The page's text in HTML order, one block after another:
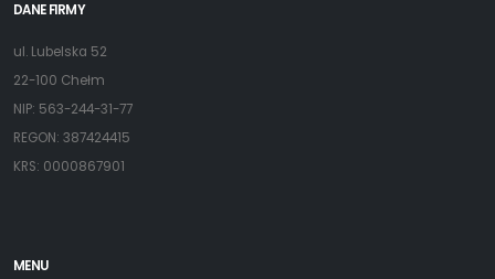
DANE FIRMY
ul. Lubelska 52
22-100 Chełm
NIP: 563-244-31-77
REGON: 387424415
KRS: 0000867901
MENU